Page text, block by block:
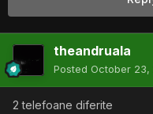
theandruala
Posted October 23,
2 telefoane diferite